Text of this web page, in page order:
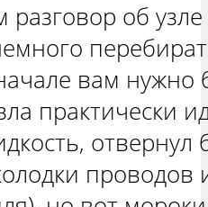
разговор об
вам нужно
практически
отвернул